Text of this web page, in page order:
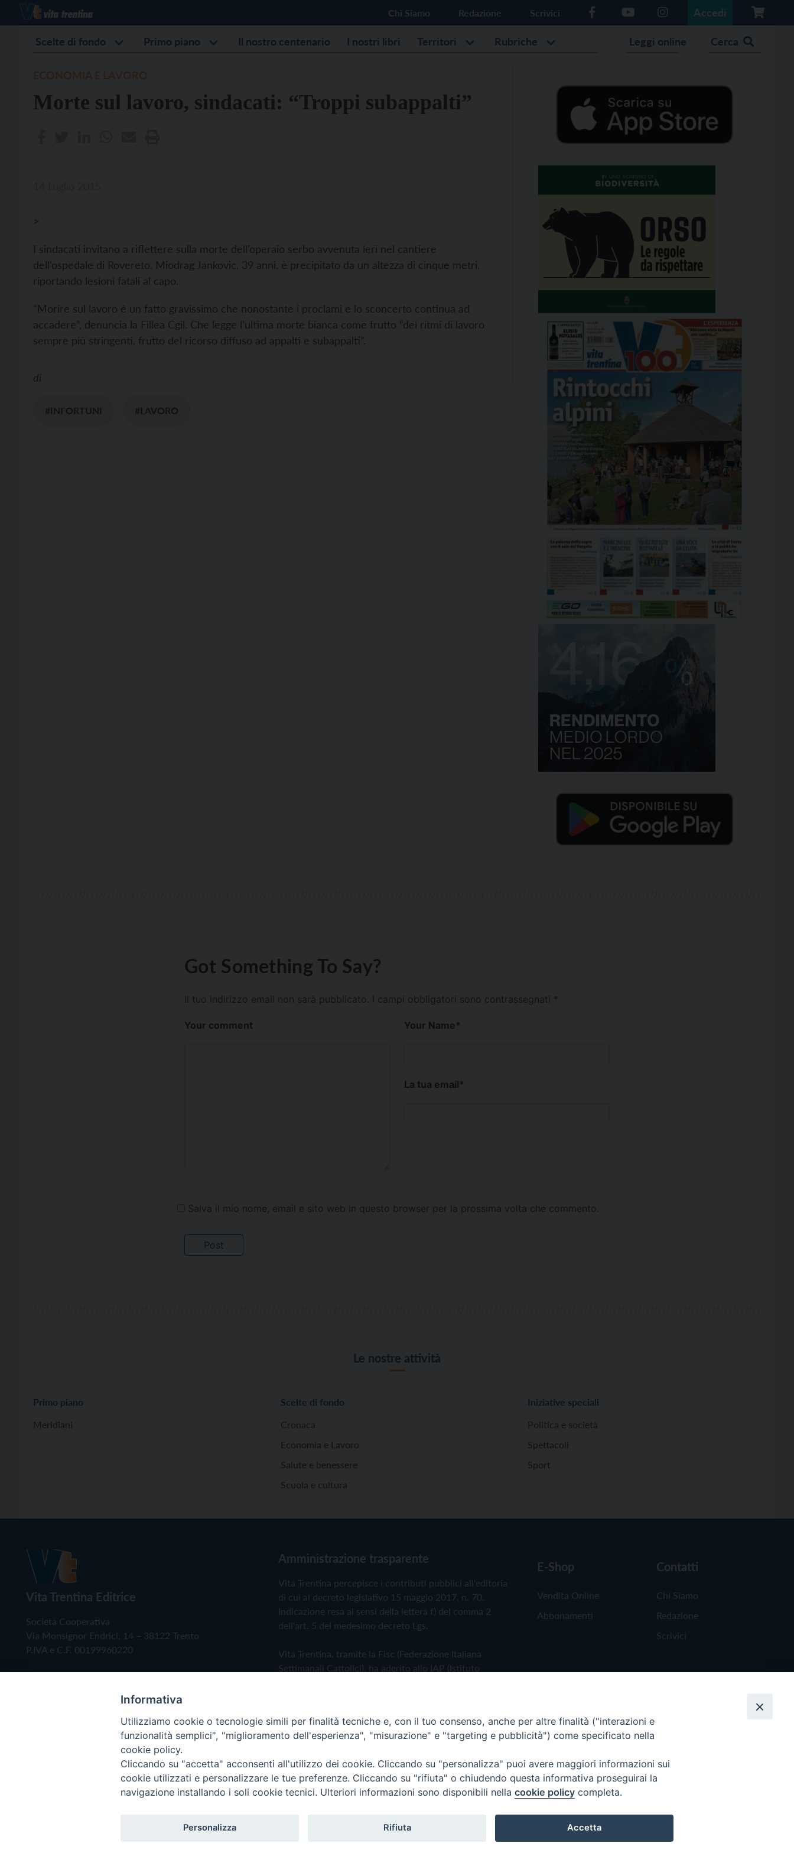
Chi Siamo Redazione Scrivici Accedi
Scelte di fondo Primo piano Il nostro centenario I nostri libri Territori Rubriche Leggi online Cerca
Morte sul lavoro, sindacati: “Troppi subappalti”
>
I sindacati invitano a riflettere sulla morte dell’operaio serbo avvenuta ieri nel cantiere
dell’ospedale di Rovereto. Miodrag Jankovic, 39 anni, è precipitato da un altezza di cinque metri,
riportando lesioni fatali al capo.
“Morire sul lavoro è un fatto gravissimo che nonostante i proclami e lo sconcerto continua ad
accadere”, denuncia la Fillea Cgil. Che legge l’ultima morte bianca come frutto “dei ritmi di lavoro
sempre più stringenti, frutto del ricorso diffuso ad appalti e subappalti”.
di
#INFORTUNI #LAVORO
Got Something To Say?
Il tuo indirizzo email non sarà pubblicato. I campi obbligatori sono contrassegnati *
Your comment Your Name*
La tua email*
Salva il mio nome, email e sito web in questo browser per la prossima volta che commento.
Le nostre attività
Primo piano
Meridiani
Scelte di fondo
Cronaca
Economia e Lavoro
Salute e benessere
Scuola e cultura
Iniziative speciali
Politica e società
Spettacoli
Sport
Vita Trentina Editrice
Società Cooperativa
Via Monsignor Endrici, 14 – 38122 Trento
P.IVA e C.F. 00199960220
Amministrazione trasparente
Vita Trentina percepisce i contributi pubblici all'editoria
di cui al decreto legislativo 15 maggio 2017, n. 70.
Indicazione resa ai sensi della lettera f) del comma 2
dell'art. 5 del medesimo decreto Lgs.
Vita Trentina, tramite la Fisc (Federazione Italiana
Settimanali Cattolici), ha aderito allo IAP (Istituto
Privacy Policy Cookie Policy
E-Shop
Vendita Online
Abbonamenti
Contatti
Chi Siamo
Redazione
Scrivici
Copyright © 2019 - Tutti i diritti riservati - Vita Trentina Editrice
Informativa
Utilizziamo cookie o tecnologie simili per finalità tecniche e, con il tuo consenso, anche per altre finalità ("interazioni e
funzionalità semplici", "miglioramento dell'esperienza", "misurazione" e "targeting e pubblicità") come specificato nella
cookie policy.
Cliccando su "accetta" acconsenti all'utilizzo dei cookie. Cliccando su "personalizza" puoi avere maggiori informazioni sui
cookie utilizzati e personalizzare le tue preferenze. Cliccando su "rifiuta" o chiudendo questa informativa proseguirai la
navigazione installando i soli cookie tecnici. Ulteriori informazioni sono disponibili nella cookie policy completa.
Personalizza Rifiuta Accetta